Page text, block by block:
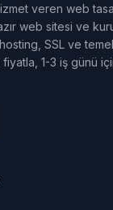
veren web
web sitesi ve
hosting, SSL ve
1-3 iş günü